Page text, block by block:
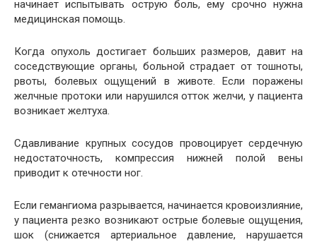
начинает испытывать острую боль, ему срочно нужна
медицинская помощь.
Когда опухоль достигает больших размеров, давит на
соседствующие органы, больной страдает от тошноты,
рвоты, болевых ощущений в животе. Если поражены
желчные протоки или нарушился отток желчи, у пациента
возникает желтуха.
Сдавливание крупных сосудов провоцирует сердечную
недостаточность, компрессия нижней полой вены
приводит к отечности ног.
Если гемангиома разрывается, начинается кровоизлияние,
у пациента резко возникают острые болевые ощущения,
шок (снижается артериальное давление, нарушается